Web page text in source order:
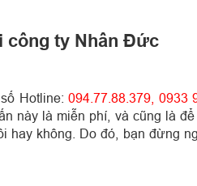
công ty Nhân Đức
Hotline:094.77.88.379, 0933
này là miễn phí, và cũng là
hay không. Do đó, bạn đừng